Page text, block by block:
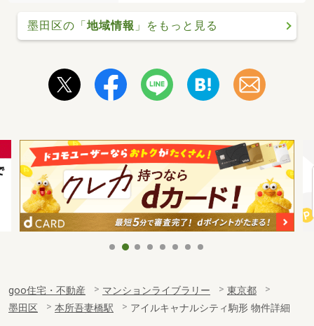
墨田区の「 地域情報 」をもっと見る
goo住宅・不動産 マンションライブラリー
東京都
墨田区
本所吾妻橋駅 アイルキャナルシティ駒形 物件詳細